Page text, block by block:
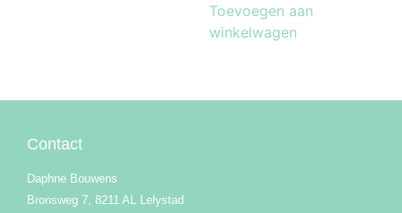
Toevoegen aan
winkelwagen
Contact
Daphne Bouwens
Bronsweg 7, 8211 AL Lelystad